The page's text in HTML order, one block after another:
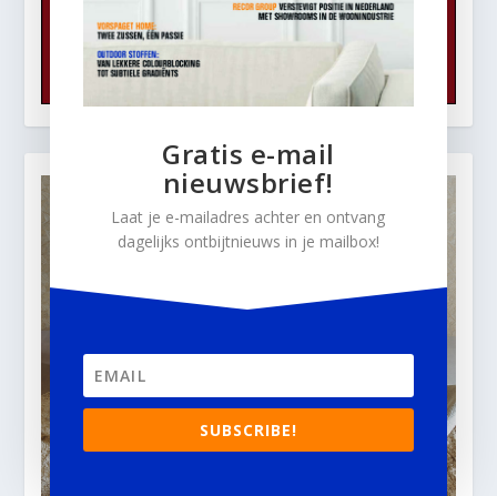
Gratis e-mail
nieuwsbrief!
Laat je e-mailadres achter en ontvang
dagelijks ontbijtnieuws in je mailbox!
SUBSCRIBE!